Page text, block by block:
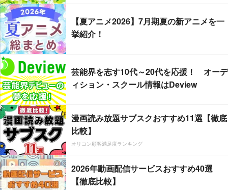
【夏アニメ2026】7月期夏の新アニメを一
挙紹介！
芸能界を志す10代～20代を応援！ オーデ
ィション・スクール情報はDeview
漫画読み放題サブスクおすすめ11選【徹底
比較】
オリコン顧客満足度ランキング
2026年動画配信サービスおすすめ40選
【徹底比較】